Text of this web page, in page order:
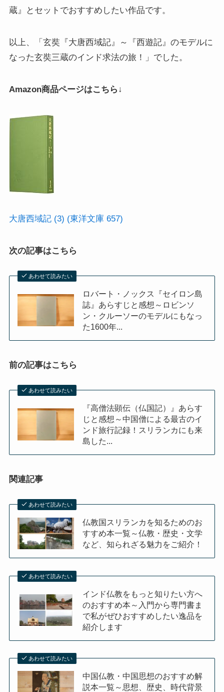
蔵』とセットでおすすめしたい作品です。
以上、「玄奘『大唐西域記』～『西遊記』のモデルに
なった玄奘三蔵のインド求法の旅！」でした。
Amazon商品ページはこちら↓
大唐西域記 (3) (東洋文庫 657)
次の記事はこちら
あわせて読みたい
ロバート・ノックス『セイロン島
誌』あらすじと感想～ロビンソ
ン・クルーソーのモデルにもなっ
た1600年...
前の記事はこちら
あわせて読みたい
『高僧法顕伝（仏国記）』あらす
じと感想～中国僧による最古のイ
ンド旅行記録！スリランカにも来
島した...
関連記事
あわせて読みたい
仏教国スリランカを知るためのお
すすめ本一覧～仏教・歴史・文学
など、知られざる魅力をご紹介！
あわせて読みたい
インド仏教をもっと知りたい方へ
のおすすめ本～入門から専門書ま
で私がぜひおすすめしたい逸品を
紹介します
あわせて読みたい
中国仏教・中国思想のおすすめ解
説本一覧～思想、歴史、時代背景